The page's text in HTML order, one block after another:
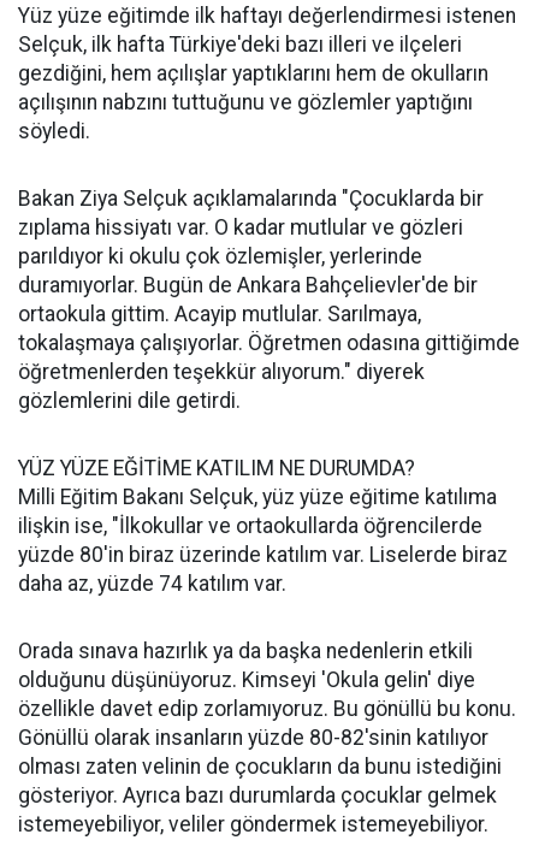
Yüz yüze eğitimde ilk haftayı değerlendirmesi istenen
Selçuk, ilk hafta Türkiye'deki bazı illeri ve ilçeleri
gezdiğini, hem açılışlar yaptıklarını hem de okulların
açılışının nabzını tuttuğunu ve gözlemler yaptığını
söyledi.
Bakan Ziya Selçuk açıklamalarında "Çocuklarda bir
zıplama hissiyatı var. O kadar mutlular ve gözleri
parıldıyor ki okulu çok özlemişler, yerlerinde
duramıyorlar. Bugün de Ankara Bahçelievler'de bir
ortaokula gittim. Acayip mutlular. Sarılmaya,
tokalaşmaya çalışıyorlar. Öğretmen odasına gittiğimde
öğretmenlerden teşekkür alıyorum." diyerek
gözlemlerini dile getirdi.
YÜZ YÜZE EĞİTİME KATILIM NE DURUMDA?
Milli Eğitim Bakanı Selçuk, yüz yüze eğitime katılıma
ilişkin ise, "İlkokullar ve ortaokullarda öğrencilerde
yüzde 80'in biraz üzerinde katılım var. Liselerde biraz
daha az, yüzde 74 katılım var.
Orada sınava hazırlık ya da başka nedenlerin etkili
olduğunu düşünüyoruz. Kimseyi 'Okula gelin' diye
özellikle davet edip zorlamıyoruz. Bu gönüllü bu konu.
Gönüllü olarak insanların yüzde 80-82'sinin katılıyor
olması zaten velinin de çocukların da bunu istediğini
gösteriyor. Ayrıca bazı durumlarda çocuklar gelmek
istemeyebiliyor, veliler göndermek istemeyebiliyor.